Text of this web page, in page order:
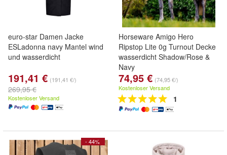
euro-star Damen Jacke
ESLadonna navy Mantel wind
und wasserdicht
191,41 € (191,41 €/)
269,95 €
Kostenloser Versand
Horseware Amigo Hero
Ripstop Lite 0g Turnout Decke
wasserdicht Shadow/Rose &
Navy
74,95 € (74,95 €/)
Kostenloser Versand
1
- 44%